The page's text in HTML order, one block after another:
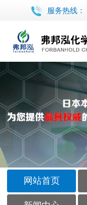
服务热线：
网站首页